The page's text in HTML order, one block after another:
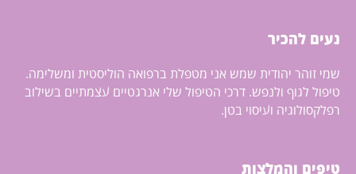
נעים להכיר
שמי זוהר יהודית שמש אני מטפלת ברפואה הוליסטית ומשלימה.
טיפול לגוף ולנפש. דרכי הטיפול שלי אנרגטיים עצמתיים בשילוב
רפלקסולוגיה ועיסוי בטן.
טיפים והמלצות